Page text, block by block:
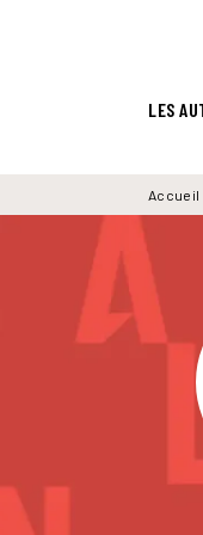
LES
Accueil